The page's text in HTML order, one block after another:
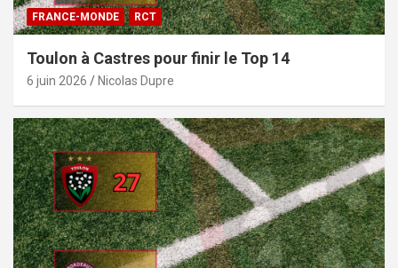
FRANCE-MONDE RCT
Toulon à Castres pour finir le Top 14
6 juin 2026 Nicolas Dupre